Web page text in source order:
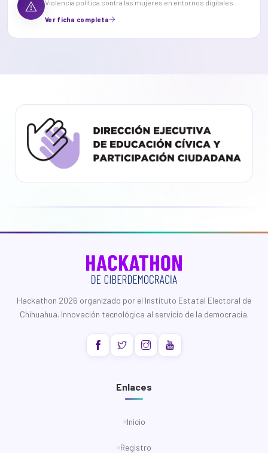
Violencia política contra las mujeres en entornos digitales
Ver ficha completa
Hackathon 2026 organizado por el Instituto Estatal Electoral de
Chihuahua. Innovación tecnológica al servicio de la democracia.
Enlaces
Inicio
Registro